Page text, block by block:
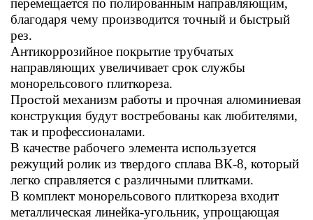
перемещается по полированным направляющим,
благодаря чему производится точный и быстрый
рез.
Антикоррозийное покрытие трубчатых
направляющих увеличивает срок службы
монорельсового плиткореза.
Простой механизм работы и прочная алюминиевая
конструкция будут востребованы как любителями,
так и профессионалами.
В качестве рабочего элемента используется
режущий ролик из твердого сплава ВК-8, который
легко справляется с различными плитками.
В комплект монорельсового плиткореза входит
металлическая линейка-угольник, упрощающая